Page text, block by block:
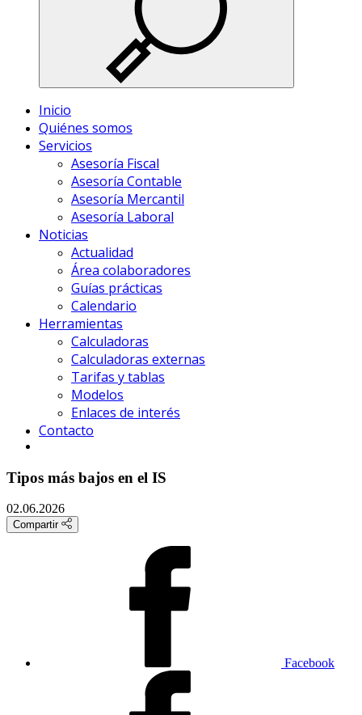
Inicio
Quiénes somos
Servicios
Asesoría Fiscal
Asesoría Contable
Asesoría Mercantil
Asesoría Laboral
Noticias
Actualidad
Área colaboradores
Guías prácticas
Calendario
Herramientas
Calculadoras
Calculadoras externas
Tarifas y tablas
Modelos
Enlaces de interés
Contacto
Tipos más bajos en el IS
02.06.2026
Compartir
Facebook